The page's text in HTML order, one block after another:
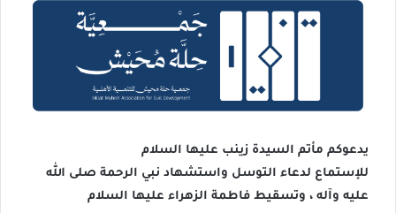
يدعوكم مأتم السيدة زينب عليها السلام
للإستماع لدعاء التوسل واستشهاد نبي الرحمة صلى الله
عليه وآله ، وتسقيط فاطمة الزهراء عليها السلام